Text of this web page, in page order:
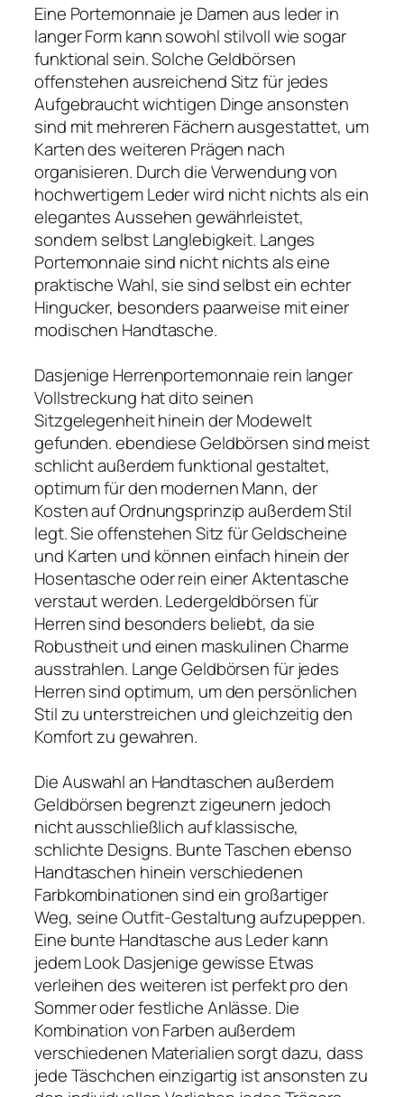
Eine Portemonnaie je Damen aus leder in
langer Form kann sowohl stilvoll wie sogar
funktional sein. Solche Geldbörsen
offenstehen ausreichend Sitz für jedes
Aufgebraucht wichtigen Dinge ansonsten
sind mit mehreren Fächern ausgestattet, um
Karten des weiteren Prägen nach
organisieren. Durch die Verwendung von
hochwertigem Leder wird nicht nichts als ein
elegantes Aussehen gewährleistet,
sondern selbst Langlebigkeit. Langes
Portemonnaie sind nicht nichts als eine
praktische Wahl, sie sind selbst ein echter
Hingucker, besonders paarweise mit einer
modischen Handtasche.
Dasjenige Herrenportemonnaie rein langer
Vollstreckung hat dito seinen
Sitzgelegenheit hinein der Modewelt
gefunden. ebendiese Geldbörsen sind meist
schlicht außerdem funktional gestaltet,
optimum für den modernen Mann, der
Kosten auf Ordnungsprinzip außerdem Stil
legt. Sie offenstehen Sitz für Geldscheine
und Karten und können einfach hinein der
Hosentasche oder rein einer Aktentasche
verstaut werden. Ledergeldbörsen für
Herren sind besonders beliebt, da sie
Robustheit und einen maskulinen Charme
ausstrahlen. Lange Geldbörsen für jedes
Herren sind optimum, um den persönlichen
Stil zu unterstreichen und gleichzeitig den
Komfort zu gewahren.
Die Auswahl an Handtaschen außerdem
Geldbörsen begrenzt zigeunern jedoch
nicht ausschließlich auf klassische,
schlichte Designs. Bunte Taschen ebenso
Handtaschen hinein verschiedenen
Farbkombinationen sind ein großartiger
Weg, seine Outfit-Gestaltung aufzupeppen.
Eine bunte Handtasche aus Leder kann
jedem Look Dasjenige gewisse Etwas
verleihen des weiteren ist perfekt pro den
Sommer oder festliche Anlässe. Die
Kombination von Farben außerdem
verschiedenen Materialien sorgt dazu, dass
jede Täschchen einzigartig ist ansonsten zu